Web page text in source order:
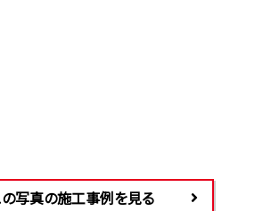
の写真の施工事例を見る